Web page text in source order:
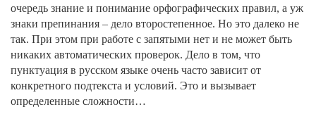
очередь знание и понимание орфографических правил, а уж
знаки препинания – дело второстепенное. Но это далеко не
так. При этом при работе с запятыми нет и не может быть
никаких автоматических проверок. Дело в том, что
пунктуация в русском языке очень часто зависит от
конкретного подтекста и условий. Это и вызывает
определенные сложности…